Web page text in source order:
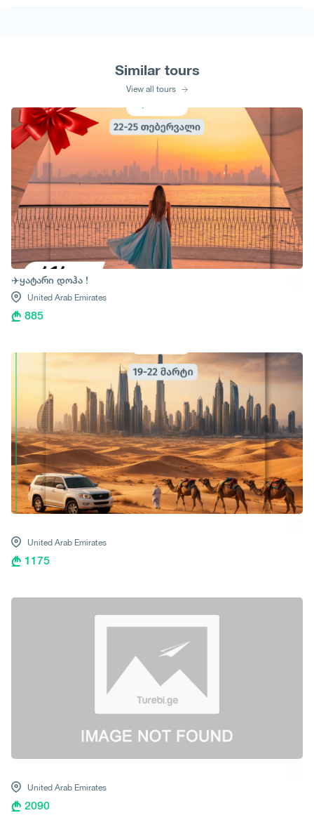
Similar tours
View all tours
✈️ყატარი დოჰა !
United Arab Emirates
885
United Arab Emirates
1175
United Arab Emirates
2090